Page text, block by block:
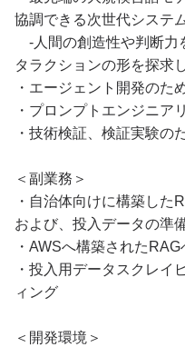
協調できる次世代システ
-人間の創造性や判断力
タラクションの形を探求
・エージェント開発のた
・プロンプトエンジニア
・技術検証、検証実験の
＜副業務＞
・自治体向けに構築した
および、投入データの準
・AWSへ構築された
・投入用データスクレイ
ィング
＜開発環境＞